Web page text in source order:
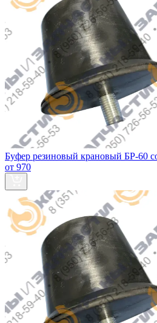
Буфер резиновый крановый БР-60
от 970